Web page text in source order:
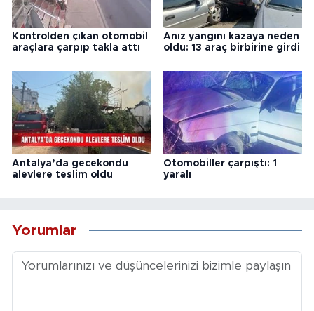
Kontrolden çıkan otomobil
araçlara çarpıp takla attı
Anız yangını kazaya neden
oldu: 13 araç birbirine girdi
Antalya’da gecekondu
alevlere teslim oldu
Otomobiller çarpıştı: 1
yaralı
Yorumlar